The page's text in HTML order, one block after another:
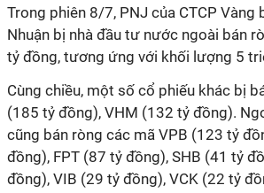
Trong phiên 8/7, PNJ của CTCP Vàng
Nhuận bị nhà đầu tư nước ngoài bán
tỷ đồng, tương ứng với khối lượng 5
Cùng chiều, một số cổ phiếu khác bị
(185 tỷ đồng), VHM (132 tỷ đồng).
cũng bán ròng các mã VPB (123 tỷ
đồng), FPT (87 tỷ đồng), SHB (41 tỷ
đồng), VIB (29 tỷ đồng), VCK (22 tỷ